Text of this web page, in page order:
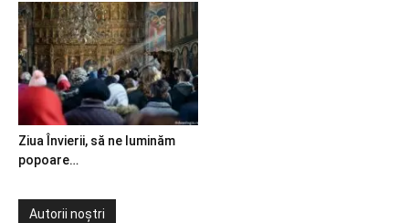
Ziua Învierii, să ne luminăm
popoare…
Autorii noștri